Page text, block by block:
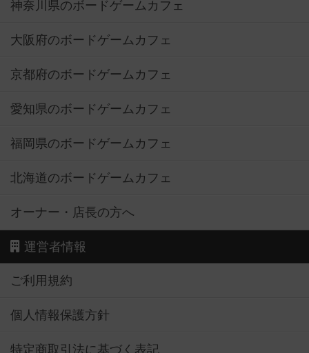
神奈川県のボードゲームカフェ
大阪府のボードゲームカフェ
京都府のボードゲームカフェ
愛知県のボードゲームカフェ
福岡県のボードゲームカフェ
北海道のボードゲームカフェ
オーナー・店長の方へ
運営者情報
ご利用規約
個人情報保護方針
特定商取引法に基づく表記